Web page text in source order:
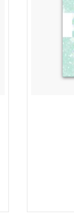
لعنة نساء